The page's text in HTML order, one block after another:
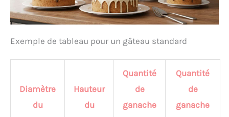
Exemple de tableau pour un gâteau standard
Diamètre
du
Hauteur
du
Quantité
de
ganache
Quantité
de
ganache